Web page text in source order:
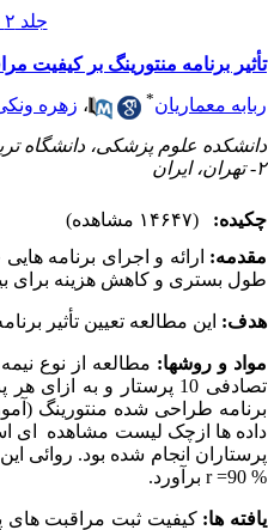
جلد ۲ شماره ۲ صفحات ۵۴-۴۹
تأثیر برنامه منتورینگ بر کیفیت
ربابه معماریان* ، زهره
دانشکده علوم پزشکی، دانشگاه
۲- تهران، ایران
چکیده:
(۱۴۶۴۷ مشاهده)
مقدمه: ارائه و اجرای برنامه
طول بستری و کاهش هزینه برای
هدف: این مطالعه تعیین تأثیر
مواد و روشها:
برنامه طراحی شده منتورینگ
داده‌ ها ازچک لیست مشاهده ‌ ای
پرستاران انجام شده بود. روائی
% 90= r برآورد.
یافته ها: کیفیت ثبت مراقبت‌ های